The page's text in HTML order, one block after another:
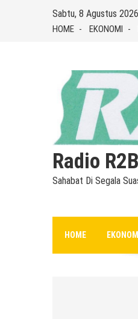
Sabtu, 8 Agustus
HOME EKONOMI
Radio
Sahabat Di Segala
HOME EKONOMI